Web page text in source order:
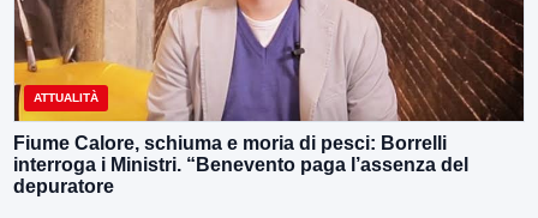
ATTUALITÀ
Fiume Calore, schiuma e moria di pesci: Borrelli
interroga i Ministri. “Benevento paga l’assenza del
depuratore